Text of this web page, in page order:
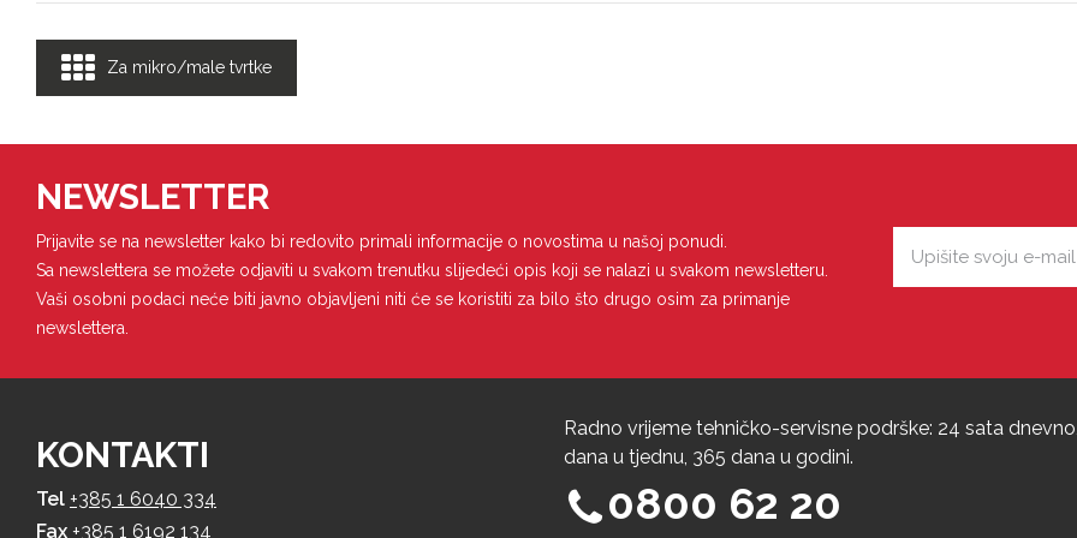
Za mikro/male tvrtke
NEWSLETTER
Prijavite se na newsletter kako bi redovito primali informacije o novostima u našoj ponudi.
Sa newslettera se možete odjaviti u svakom trenutku slijedeći opis koji se nalazi u svakom newsletteru.
Vaši osobni podaci neće biti javno objavljeni niti će se koristiti za bilo što drugo osim za primanje
newslettera.
KONTAKTI
Tel +385 1 6040 334
Fax +385 1 6192 134
Radno vrijeme tehničko-servisne podrške: 24 sata
dana u tjednu, 365 dana u godini.
-0800 62 20